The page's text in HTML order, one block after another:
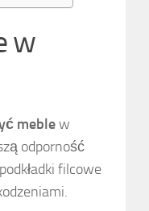
w
meblew
odporność
filcowe